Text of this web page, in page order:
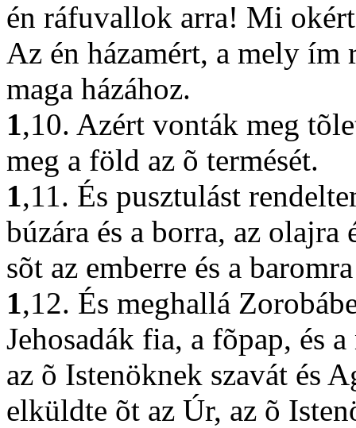
én ráfuvallok arra! Mi
Az én házamért, a mely
maga házához.
1,10. Azért vonták meg
meg a föld az õ termését.
1,11. És pusztulást
búzára és a borra, az
sõt az emberre és a
1,12. És meghallá
Jehosadák fia, a fõpap, és
az õ Istenöknek szavát és
elküldte õt az Úr, az õ